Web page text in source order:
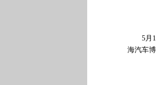
5月
海汽车博